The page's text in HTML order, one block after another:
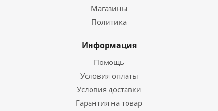
Магазины
Политика
Информация
Помощь
Условия оплаты
Условия доставки
Гарантия на товар